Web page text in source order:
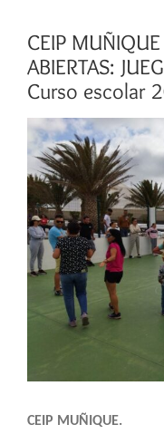
CEIP
ABIERTAS:
Curso escolar
Ver
imagen
más
grande
CEIP MUÑIQUE.